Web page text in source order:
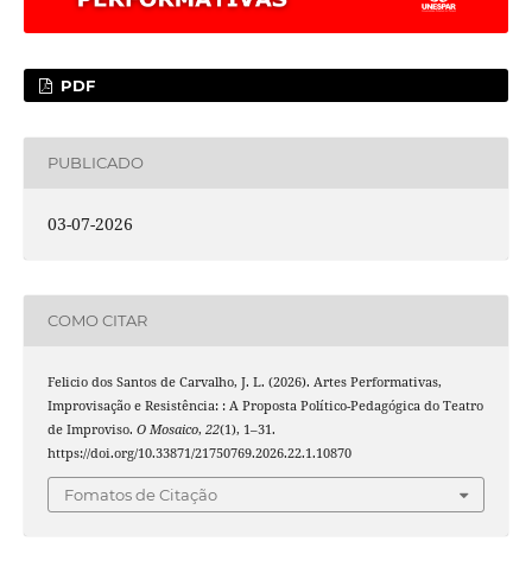
PDF
PUBLICADO
03-07-2026
COMO CITAR
Felicio dos Santos de Carvalho, J. L. (2026). Artes Performativas,
Improvisação e Resistência: : A Proposta Político-Pedagógica do Teatro
de Improviso. O Mosaico, 22(1), 1–31.
https://doi.org/10.33871/21750769.2026.22.1.10870
Fomatos de Citação